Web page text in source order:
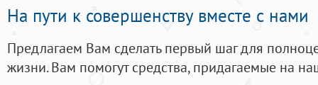
На пути к совершенству вместе с нами
Предлагаем Вам сделать первый шаг для
жизни. Вам помогут средства, придагаемые на